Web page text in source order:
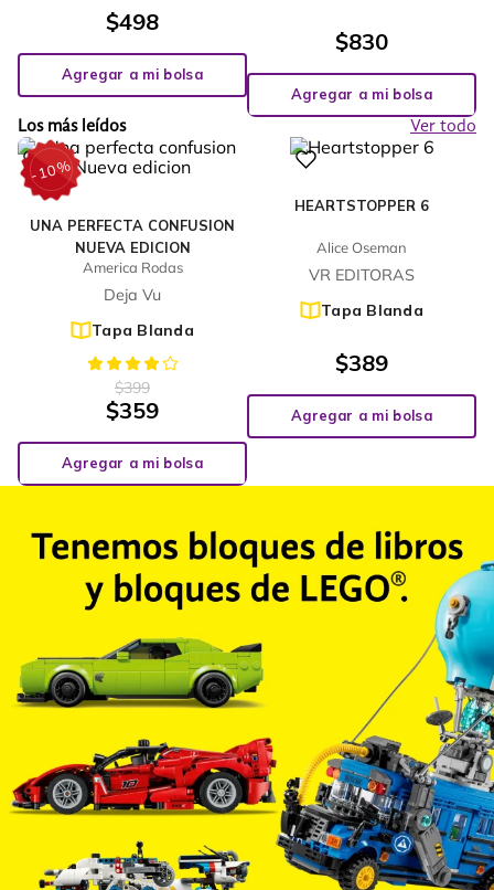
$498
Agregar a mi bolsa
$830
Agregar a mi bolsa
Los más leídos
Ver todo
UNA PERFECTA CONFUSION
NUEVA EDICION
America Rodas
Deja Vu
Tapa Blanda
-10%
$399
$359
Agregar a mi bolsa
HEARTSTOPPER 6
Alice Oseman
VR EDITORAS
Tapa Blanda
$389
Agregar a mi bolsa